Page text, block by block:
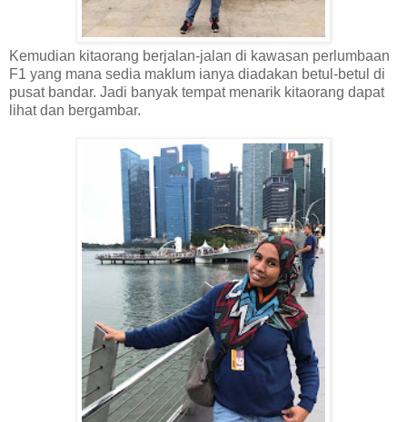
Kemudian kitaorang berjalan-jalan di kawasan perlumbaan
F1 yang mana sedia maklum ianya diadakan betul-betul di
pusat bandar. Jadi banyak tempat menarik kitaorang dapat
lihat dan bergambar.